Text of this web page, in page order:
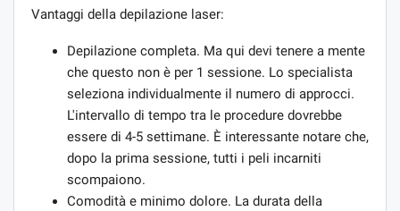
Vantaggi della depilazione laser:
Depilazione completa. Ma qui devi tenere a mente
che questo non è per 1 sessione. Lo specialista
seleziona individualmente il numero di approcci.
L'intervallo di tempo tra le procedure dovrebbe
essere di 4-5 settimane. È interessante notare che,
dopo la prima sessione, tutti i peli incarniti
scompaiono.
Comodità e minimo dolore. La durata della